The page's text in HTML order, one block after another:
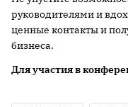
руководителями и
ценные контакты и
бизнеса.
Для участия в